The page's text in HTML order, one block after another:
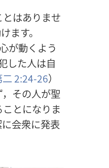
はありませ
けます。
が動くよう
した人は自
二2:24-26）
その人が聖
ことになりま
に会衆に発表